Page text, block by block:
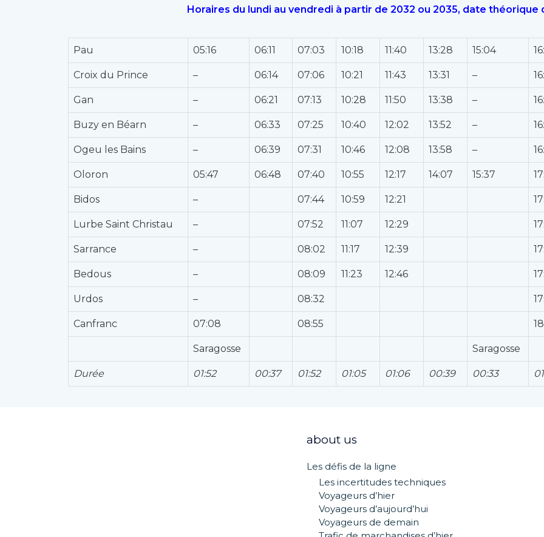
Horaires du lundi au vendredi à partir de 2032 ou 2035, date
Pau 05:16 06:11 07:03 10:18 11:40 13:28 15:04
Croix du Prince – 06:14 07:06 10:21 11:43 13:31 –
Gan – 06:21 07:13 10:28 11:50 13:38 –
Buzy en Béarn – 06:33 07:25 10:40 12:02 13:52 –
Ogeu les Bains – 06:39 07:31 10:46 12:08 13:58 –
Oloron 05:47 06:48 07:40 10:55 12:17 14:07 15:37
Bidos – 07:44 10:59 12:21
Lurbe Saint Christau – 07:52 11:07 12:29
Sarrance – 08:02 11:17 12:39
Bedous – 08:09 11:23 12:46
Urdos – 08:32
Canfranc 07:08 08:55
Saragosse Saragosse
Durée 01:52 00:37 01:52 01:05 01:06 00:39 00:33
about us
Les défis de la ligne
Les incertitudes techniques
Voyageurs d’hier
Voyageurs d’aujourd’hui
Voyageurs de demain